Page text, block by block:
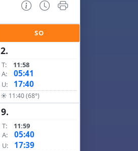
SO
2.
T:
11:58
A:
05:41
U: 17:40
☀ 11:40 (68°)
9.
T:
11:59
A:
05:40
U: 17:39